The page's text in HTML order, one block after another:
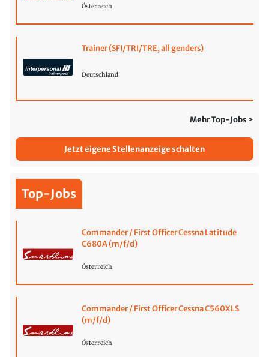
Österreich
Trainer (SFI/TRI/TRE, all genders)
Deutschland
Mehr Top-Jobs >
Jetzt eigene Stellenanzeige schalten
Top-Jobs
Commander / First Officer Cessna Latitude
C680A (m/f/d)
Österreich
Commander / First Officer Cessna C560XLS
(m/f/d)
Österreich